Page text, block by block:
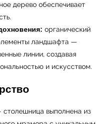
дерево обеспечивает
органический
ландшафта —
линии, создавая
и искусством.
столешница выполнена из